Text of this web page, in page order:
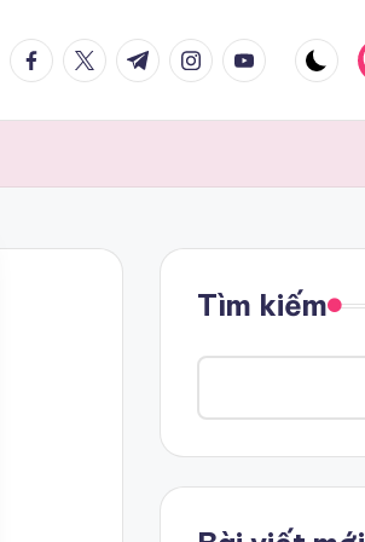
facebook.com
twitter.com
t.me instagram.com
youtube.com
Tìm kiếm